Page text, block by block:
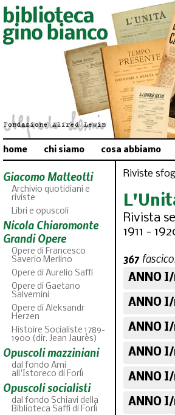
home chi siamo cosa abbiamo
Giacomo Matteotti
Archivio quotidiani e
riviste
Libri e opuscoli
Nicola Chiaromonte
Grandi Opere
Opere di Francesco
Saverio Merlino
Opere di Aurelio Saffi
Opere di Gaetano
Salvemini
Opere di Aleksandr
Herzen
Histoire Socialiste 1789-
1900 (dir. Jean Jaurès)
Opuscoli mazziniani
dal fondo Ami
all'Istoreco di Forlì
Opuscoli socialisti
dal fondo Schiavi della
Biblioteca Saffi di Forlì
Riviste
Rivista
1911 -
367
ANNO I/
ANNO
ANNO
ANNO
ANNO
ANNO